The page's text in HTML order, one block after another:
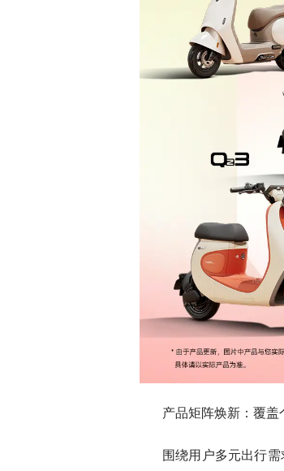
产品矩阵焕新：覆
围绕用户多元出行